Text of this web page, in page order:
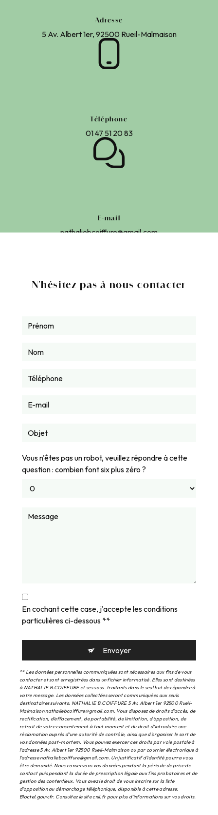
Adresse
5 Av. Albert 1er, 92500 Rueil-Malmaison
Téléphone
01 47 51 20 83
E-mail
nathaliebcoiffure@gmail.com
N'hésitez pas à nous contacter
Vous n'êtes pas un robot, veuillez répondre à cette
question : combien font six plus zéro ?
En cochant cette case, j'accepte les conditions
particulières ci-dessous **
Envoyer
** Les données personnelles communiquées sont nécessaires aux fins de vous
contacter et sont enregistrées dans un fichier informatisé. Elles sont destinées
à NATHALIE B.COIFFURE et ses sous-traitants dans le seul but de répondre à
votre message. Les données collectées seront communiquées aux seuls
destinataires suivants: NATHALIE B.COIFFURE 5 Av. Albert 1er 92500 Rueil-
Malmaison nathaliebcoiffure@gmail.com. Vous disposez de droits d’accès, de
rectification, d’effacement, de portabilité, de limitation, d’opposition, de
retrait de votre consentement à tout moment et du droit d’introduire une
réclamation auprès d’une autorité de contrôle, ainsi que d’organiser le sort de
vos données post-mortem. Vous pouvez exercer ces droits par voie postale à
l'adresse 5 Av. Albert 1er 92500 Rueil-Malmaison ou par courrier électronique à
l'adresse nathaliebcoiffure@gmail.com. Un justificatif d'identité pourra vous
être demandé. Nous conservons vos données pendant la période de prise de
contact puis pendant la durée de prescription légale aux fins probatoires et de
gestion des contentieux. Vous avez le droit de vous inscrire sur la liste
d'opposition au démarchage téléphonique, disponible à cette adresse:
Bloctel.gouv.fr. Consultez le site cnil.fr pour plus d’informations sur vos droits.